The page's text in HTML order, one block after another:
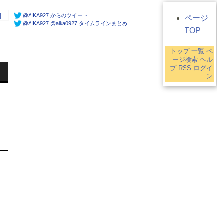
@AIKA927 からのツイート
@AIKA927 @aika0927 タイムラインまとめ
ページ
TOP
トップ 一覧 ペ
ージ検索 ヘル
プ RSS ログイ
ン